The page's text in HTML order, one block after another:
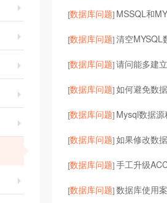
[数据库问题] MSSQL和
[数据库问题]清空MYSQL
[数据库问题]请问能多建
[数据库问题]如何避免数
[数据库问题] Mysql数据
[数据库问题]如果修改数
[数据库问题]手工升级
[数据库问题]数据库使用